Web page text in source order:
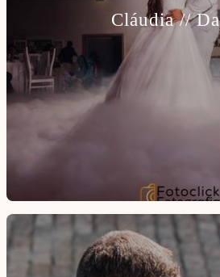
Cláudia //